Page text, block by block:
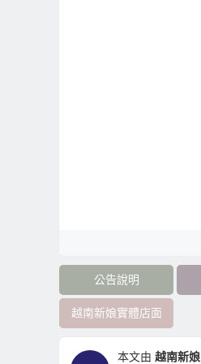
公告說明
越南新娘實體店面
本文由 越南新娘